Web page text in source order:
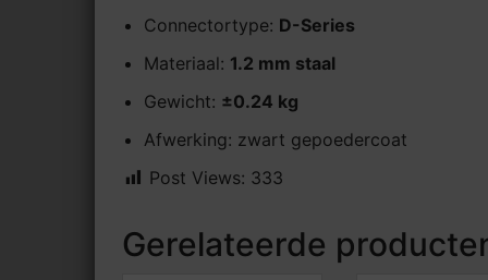
Connectortype: D-Series
Materiaal: 1.2 mm staal
Gewicht: ±0.24 kg
Afwerking: zwart gepoedercoat
Post Views: 333
Gerelateerde